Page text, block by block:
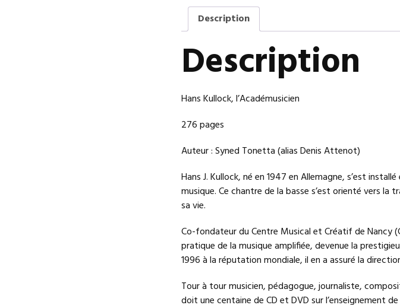
Description
Description
Hans Kullock, l’Académusicien
276 pages
Auteur : Syned Tonetta (alias Denis Attenot)
Hans J. Kullock, né en 1947 en Allemagne, s’est
musique. Ce chantre de la basse s’est orienté vers la
sa vie.
Co-fondateur du Centre Musical et Créatif de Nancy
pratique de la musique amplifiée, devenue la
1996 à la réputation mondiale, il en a assuré la
Tour à tour musicien, pédagogue, journaliste,
doit une centaine de CD et DVD sur l’enseignement